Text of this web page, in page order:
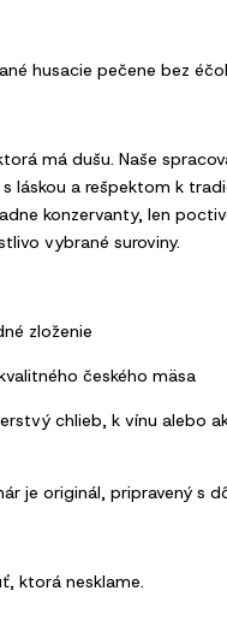
husacie pečene bez
má dušu. Naše
láskou a rešpektom k
konzervanty, len
vybrané suroviny.
zloženie
českého mäsa
chlieb, k vínu alebo
je originál, pripravený s
ktorá nesklame.